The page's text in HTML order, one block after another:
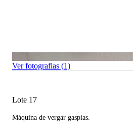
Ver fotografias (1)
Lote 17
Máquina de vergar gaspias.